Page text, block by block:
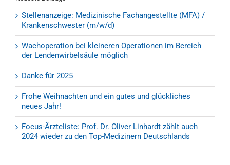
Stellenanzeige: Medizinische Fachangestellte (MFA) /
Krankenschwester (m/w/d)
Wachoperation bei kleineren Operationen im Bereich
der Lendenwirbelsäule möglich
Danke für 2025
Frohe Weihnachten und ein gutes und glückliches
neues Jahr!
Focus-Ärzteliste: Prof. Dr. Oliver Linhardt zählt auch
2024 wieder zu den Top-Medizinern Deutschlands